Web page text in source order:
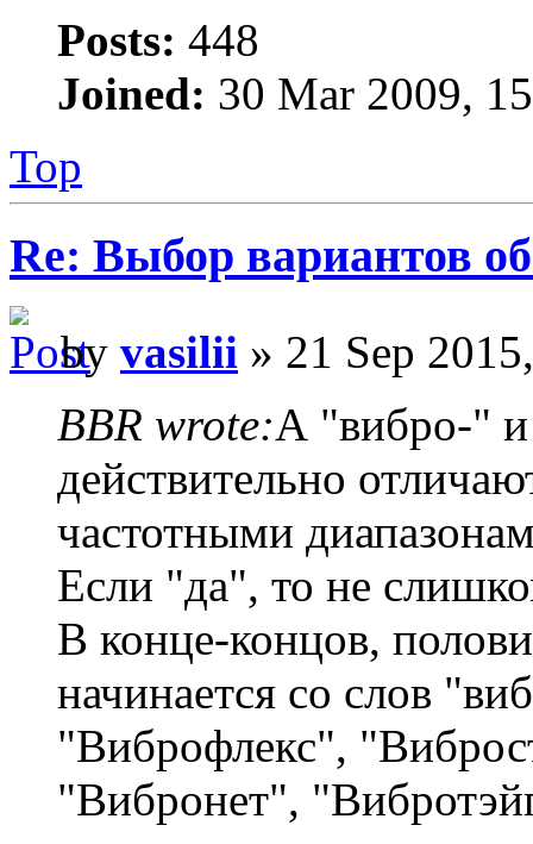
Posts: 448
Joined: 30 Mar 2009,
Top
Re: Выбор вариантов
by vasilii » 21 Sep
BBR wrote:А "вибро-" и
действительно
частотными
Если "да", то не
В конце-концов,
начинается со слов
"Виброфлекс",
"Вибронет",